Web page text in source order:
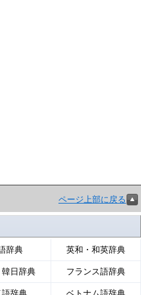
ページ上部に戻る
辞典 英和・和英辞典
韓日辞典 フランス語辞典